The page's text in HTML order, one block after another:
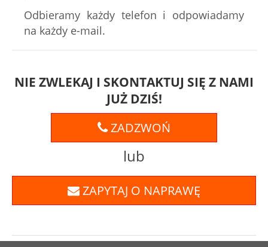
Odbieramy każdy telefon i odpowiadamy
na każdy e-mail.
NIE ZWLEKAJ I SKONTAKTUJ SIĘ Z NAMI
JUŻ DZIŚ!
ZADZWOŃ
lub
ZAPYTAJ O NAPRAWĘ